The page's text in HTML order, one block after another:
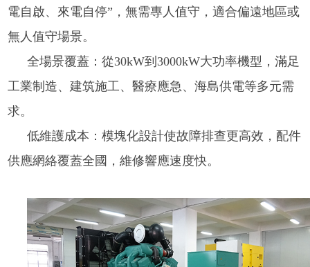
電自啟、來電自停”，無需專人值守，適合偏遠地區或
無人值守場景。
全場景覆蓋：從30kW到3000kW大功率機型，滿足
工業制造、建筑施工、醫療應急、海島供電等多元需
求。
低維護成本：模塊化設計使故障排查更高效，配件
供應網絡覆蓋全國，維修響應速度快。